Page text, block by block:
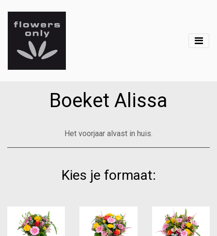
Boeket Alissa
Het voorjaar alvast in huis.
Kies je formaat: